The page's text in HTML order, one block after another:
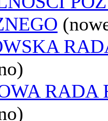
RADA